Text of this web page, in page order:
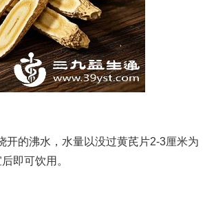
的沸水，水量以没过黄芪片2-3厘米为
即可饮用。